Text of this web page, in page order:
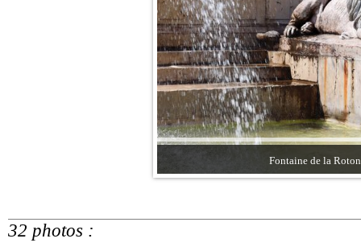
Fontaine de la
32 photos :